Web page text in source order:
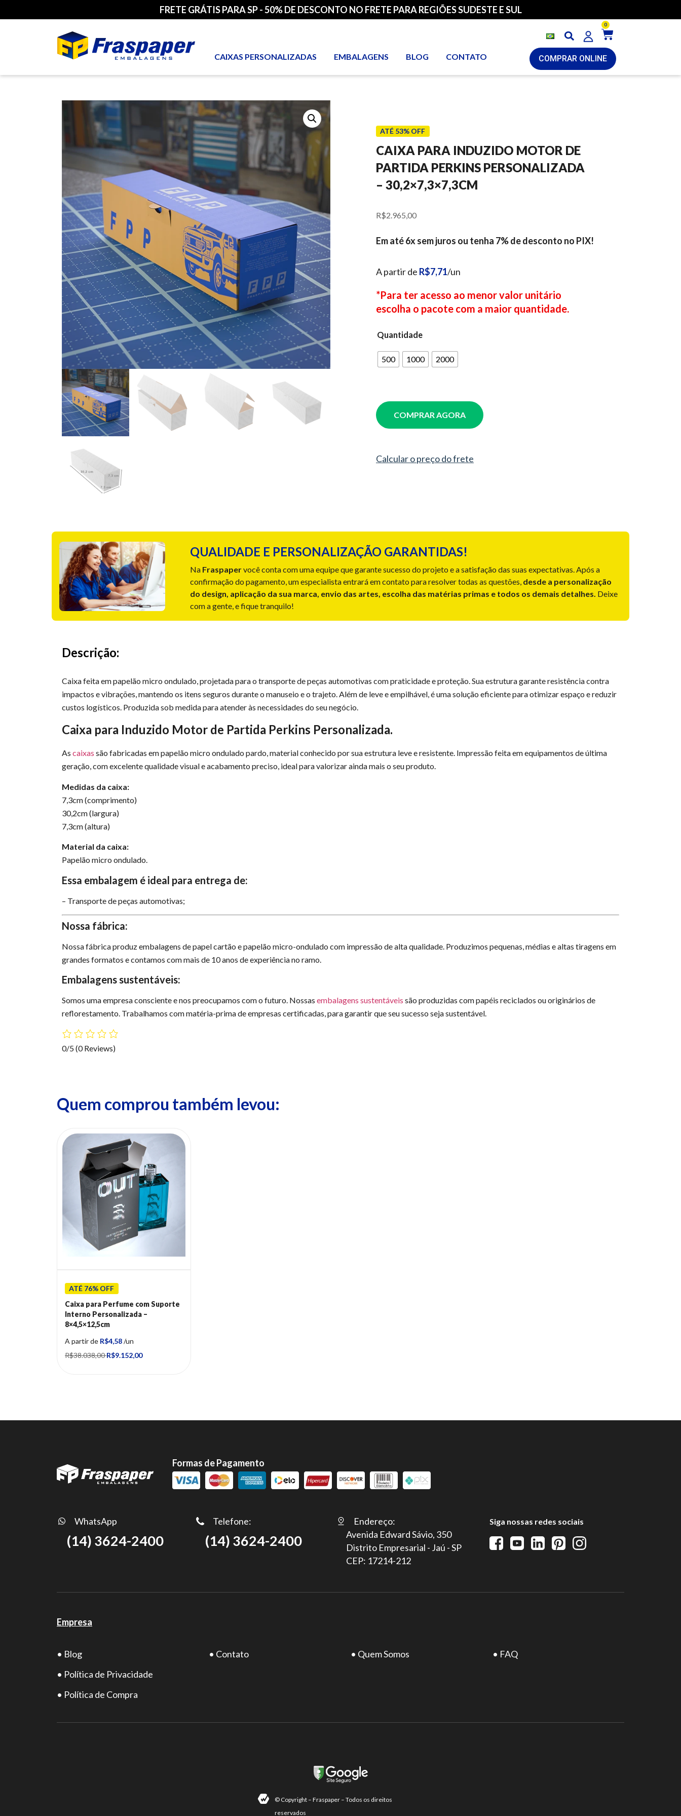
FRETE GRÁTIS PARA SP - 50% DE DESCONTO NO FRETE PARA REGIÕES SUDESTE E SUL
CAIXAS PERSONALIZADAS EMBALAGENS BLOG CONTATO
0
COMPRAR ONLINE
ATÉ 53% OFF
CAIXA PARA INDUZIDO MOTOR DE
PARTIDA PERKINS PERSONALIZADA
– 30,2×7,3×7,3CM
R$2.965,00
Em até 6x sem juros ou tenha 7% de desconto no PIX!
A partir de R$7,71/un
*Para ter acesso ao menor valor unitário
escolha o pacote com a maior quantidade.
Quantidade
500 1000 2000
COMPRAR AGORA
Calcular o preço do frete
QUALIDADE E PERSONALIZAÇÃO GARANTIDAS!
Na Fraspapervocê conta com uma equipe que garante sucesso do projeto e a satisfação das suas expectativas. Após a
confirmação do pagamento, um especialista entrará em contato para resolver todas as questões, desde a personalização
do design, aplicação da sua marca, envio das artes, escolha das matérias primas e todos os demais detalhes. Deixe
com a gente, e fique tranquilo!
Descrição:
Caixa feita em papelão micro ondulado, projetada para o transporte de peças automotivas com praticidade e proteção. Sua estrutura garante resistência contra
impactos e vibrações, mantendo os itens seguros durante o manuseio e o trajeto. Além de leve e empilhável, é uma solução eficiente para otimizar espaço e reduzir
custos logísticos. Produzida sob medida para atender às necessidades do seu negócio.
Caixa para Induzido Motor de Partida Perkins Personalizada.
As caixas são fabricadas em papelão micro ondulado pardo, material conhecido por sua estrutura leve e resistente. Impressão feita em equipamentos de última
geração, com excelente qualidade visual e acabamento preciso, ideal para valorizar ainda mais o seu produto.
Medidas da caixa:
7,3cm (comprimento)
30,2cm (largura)
7,3cm (altura)
Material da caixa:
Papelão micro ondulado.
Essa embalagem é ideal para entrega de:
– Transporte de peças automotivas;
Nossa fábrica:
Nossa fábrica produz embalagens de papel cartão e papelão micro-ondulado com impressão de alta qualidade. Produzimos pequenas, médias e altas tiragens em
grandes formatos e contamos com mais de 10 anos de experiência no ramo.
Embalagens sustentáveis:
Somos uma empresa consciente e nos preocupamos com o futuro. Nossas embalagens sustentáveis são produzidas com papéis reciclados ou originários de
reflorestamento. Trabalhamos com matéria-prima de empresas certificadas, para garantir que seu sucesso seja sustentável.
0/5(0 Reviews)
Quem comprou também levou:
ATÉ 76% OFF
Caixa para Perfume com Suporte
Interno Personalizada –
8×4,5×12,5cm
A partir de R$4,58/un
R$38.038,00R$9.152,00
Formas de Pagamento
WhatsApp
(14) 3624-2400
Telefone:
(14) 3624-2400
Endereço:
Avenida Edward Sávio, 350
Distrito Empresarial - Jaú - SP
CEP: 17214-212
Siga nossas redes sociais
Empresa
• Blog
• Política de Privacidade
• Política de Compra
• Contato • Quem Somos • FAQ
© Copyright – Fraspaper – Todos os direitos
reservados